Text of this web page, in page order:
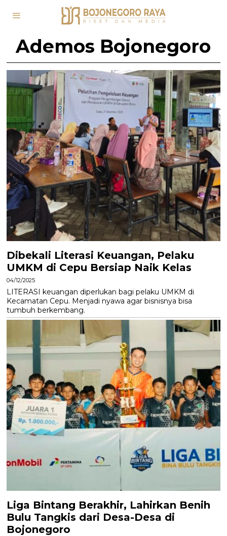
Ademos Bojonegoro
Dibekali Literasi Keuangan, Pelaku
UMKM di Cepu Bersiap Naik Kelas
04/12/2025
LITERASI keuangan diperlukan bagi pelaku UMKM di
Kecamatan Cepu. Menjadi nyawa agar bisnisnya bisa
tumbuh berkembang.
Liga Bintang Berakhir, Lahirkan Benih
Bulu Tangkis dari Desa-Desa di
Bojonegoro